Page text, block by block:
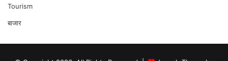
Tourism
बाजार